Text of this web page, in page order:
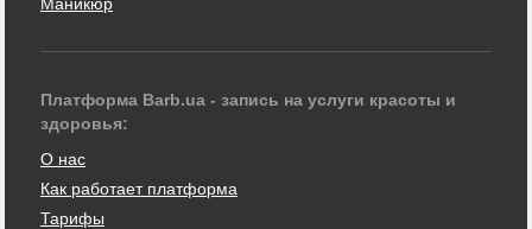
Платформа Barb.ua - запись на услуги красоты и
здоровья:
О нас
Как работает платформа
Тарифы